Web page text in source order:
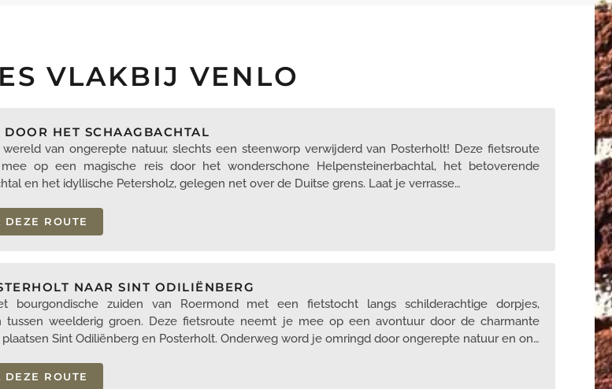
VLAKBIJ VENLO
DOOR HET SCHAAGBACHTAL
van ongerepte natuur, slechts een steenworp verwijderd van Posterholt! Deze fietsroute
op een magische reis door het wonderschone Helpensteinerbachtal, het betoverende
en het idyllische Petersholz, gelegen net over de Duitse grens. Laat je verrasse…
DEZE ROUTE
NAAR SINT ODILIËNBERG
bourgondische zuiden van Roermond met een fietstocht langs schilderachtige dorpjes,
tussen weelderig groen. Deze fietsroute neemt je mee op een avontuur door de charmante
Sint Odiliënberg en Posterholt. Onderweg word je omringd door ongerepte natuur en on…
DEZE ROUTE